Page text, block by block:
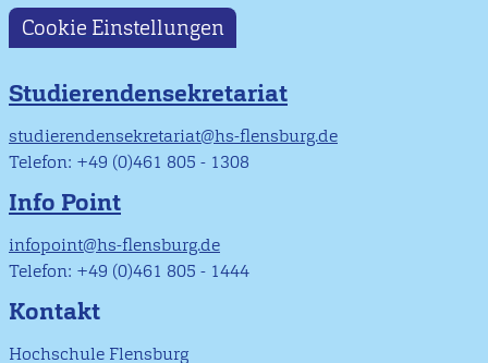
Cookie Einstellungen
Studierendensekretariat
studierendensekretariat@hs-flensburg.de
Telefon: +49 (0)461 805 - 1308
Info Point
infopoint@hs-flensburg.de
Telefon: +49 (0)461 805 - 1444
Kontakt
Hochschule Flensburg